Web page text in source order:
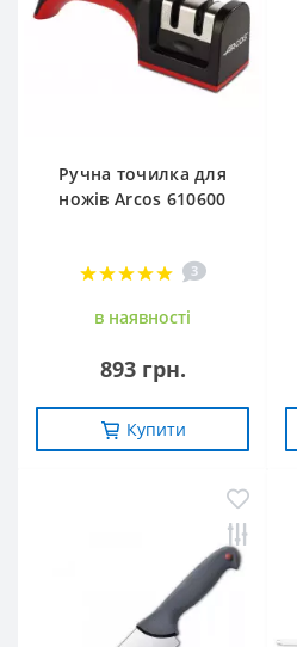
Ручна точилка для
ножів Arcos 610600
3
в наявностi
893 грн.
Купити